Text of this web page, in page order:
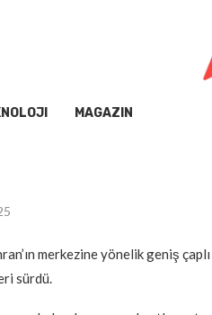
MAGAZIN
merkezine yönelik geniş
sürdü.